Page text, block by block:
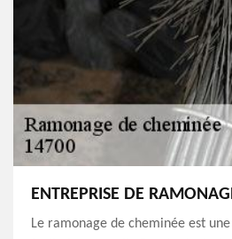
ENTREPRISE DE
Le ramonage de cheminée est